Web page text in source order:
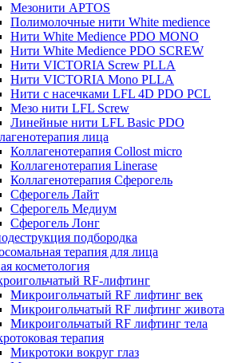
Мезонити APTOS
Полимолочные нити White medience
Нити White Medience PDO MONO
Нити White Medience PDO SCREW
Нити VICTORIA Screw PLLA
Нити VICTORIA Mono PLLA
Нити с насечками LFL 4D PDO PCL
Мезо нити LFL Screw
Линейные нити LFL Basic PDO
лица
Коллагенотерапия Collost micro
Коллагенотерапия Linerase
Коллагенотерапия Сферогель
Сферогель Лайт
Сферогель Медиум
Сферогель Лонг
подбородка
терапия для лица
косметология
RF-лифтинг
Микроигольчатый RF лифтинг век
Микроигольчатый RF лифтинг живота
Микроигольчатый RF лифтинг тела
терапия
Микротоки вокруг глаз